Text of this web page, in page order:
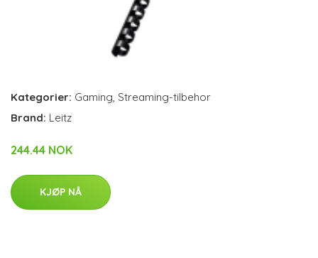
Kategorier: Gaming Streaming-tilbehor
Brand: Leitz
244.44 NOK
KJØP NÅ